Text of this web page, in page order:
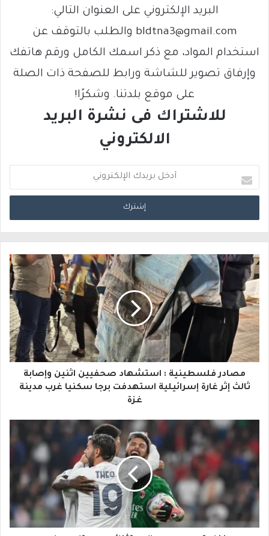
البريد الإلكتروني على العنوان التالي:
bldtna3@gmail.com والطلب بالتوقف عن
استخدام المواد، مع ذكر اسمك الكامل ورقم هاتفك
وإرفاق تصوير للشاشة ورابط للصفحة ذات الصلة
على موقع بلدتنا. وشكرًا!
للاشتراك فى نشرة البريد
الالكتروني
د
خ
ب
ر
ي
د
ك
ا
ك
ت
ر
ن
مصادر فلسطينية : استشهاد صحفيين اثنين وإصابة
ثالث إثر غارة إسرائيلية استهدفت برجا سكنيا غرب مدينة
غزة